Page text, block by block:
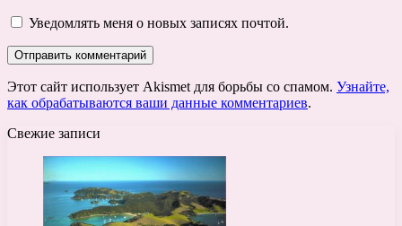
Уведомлять меня о новых записях почтой.
Этот сайт использует Akismet для борьбы со спамом. Узнайте,
как обрабатываются ваши данные комментариев.
Свежие записи